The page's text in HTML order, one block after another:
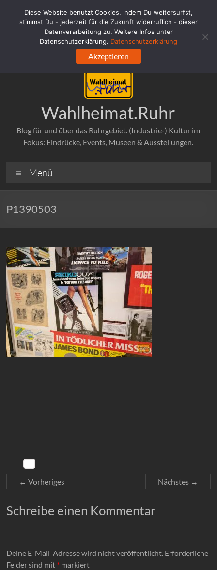
springen
Wahlheimat.Ruhr
Blog für und über das Ruhrgebiet. (Industrie-) Kultur im
Fokus: Eindrücke, Events, Museen & Ausstellungen.
Menü
P1390503
← Vorheriges Nächstes →
Schreibe einen Kommentar
Deine E-Mail-Adresse wird nicht veröffentlicht. Erforderliche
Felder sind mit * markiert
Diese Website benutzt Cookies. Indem Du weitersurfst,
stimmst Du - jederzeit für die Zukunft widerruflich - dieser
Datenverarbeitung zu. Weitere Infos unter
Datenschutzerklärung. Datenschutzerklärung
Akzeptieren